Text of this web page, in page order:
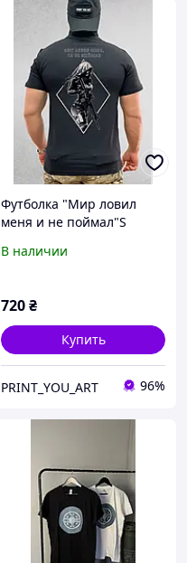
Футболка "Мир ловил
меня и не поймал"S
В наличии
720₴
Купить
PRINT_YOU_ART 96%